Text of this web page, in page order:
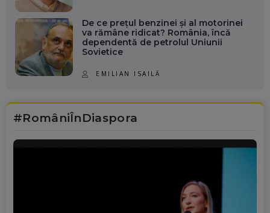
De ce prețul benzinei și al motorinei
va rămâne ridicat? România, încă
dependentă de petrolul Uniunii
Sovietice
EMILIAN ISAILĂ
#RomâniÎnDiaspora